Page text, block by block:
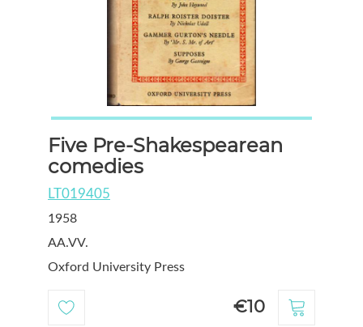
Five Pre-Shakespearean
comedies
LT019405
1958
AA.VV.
Oxford University Press
€10